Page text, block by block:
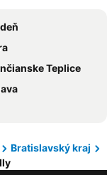
Teplice
Bratislavský kraj